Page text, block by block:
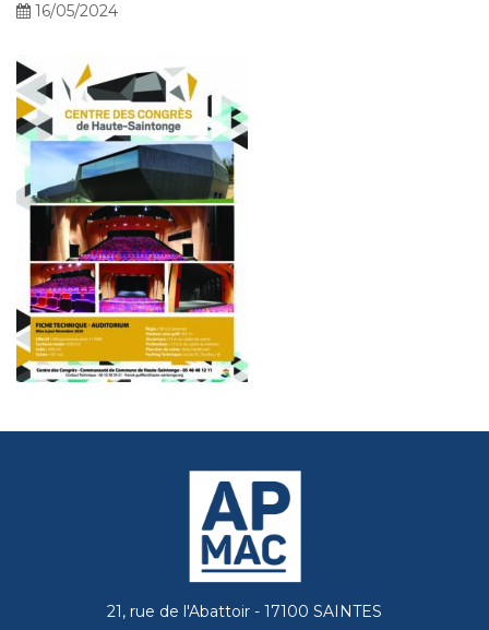
16/05/2024
21, rue de l'Abattoir - 17100 SAINTES